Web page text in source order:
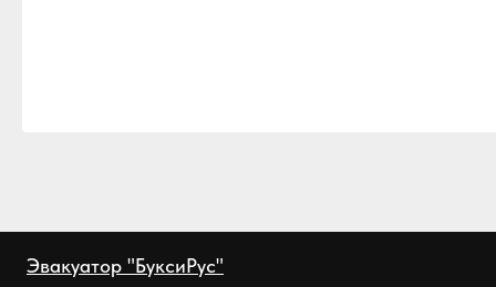
Эвакуатор "БуксиРус"